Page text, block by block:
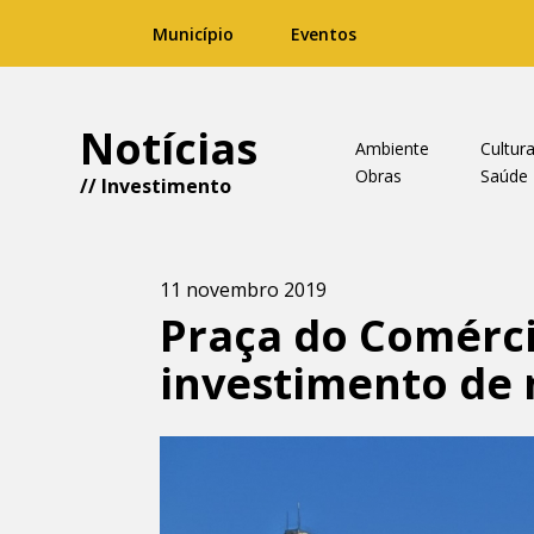
Município Eventos
Notícias
// Investimento
Ambiente
Cultura
Obras
Saúde
11 novembro 2019
Praça do
investimento de